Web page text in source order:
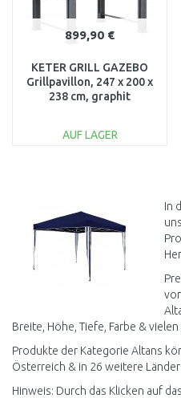
899,90 €
KETER GRILL GAZEBO
Grillpavillon, 247 x 200 x
238 cm, graphit
AUF LAGER
In
Breite, Höhe, Tiefe, Farbe &
Produkte der Kategorie Altans
Österreich & in 26 weitere
Hinweis: Durch das Klicken auf